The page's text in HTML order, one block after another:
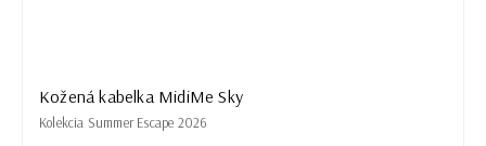
Kožená kabelka MidiMe Sky
Kolekcia Summer Escape 2026